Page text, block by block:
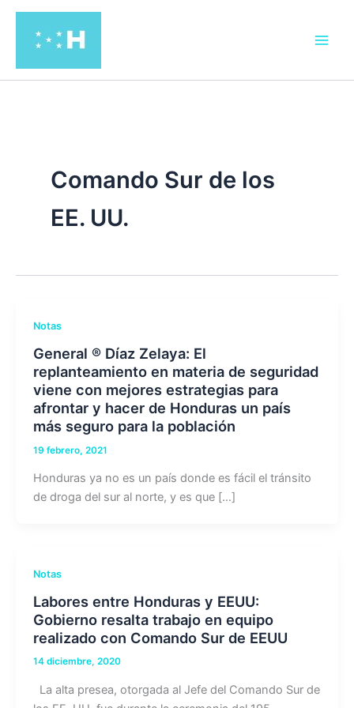
contenido
Comando Sur de los
EE. UU.
Notas
General ® Díaz Zelaya: El
replanteamiento en materia de seguridad
viene con mejores estrategias para
afrontar y hacer de Honduras un país
más seguro para la población
19 febrero, 2021
Honduras ya no es un país donde es fácil el tránsito
de droga del sur al norte, y es que […]
Notas
Labores entre Honduras y EEUU:
Gobierno resalta trabajo en equipo
realizado con Comando Sur de EEUU
14 diciembre, 2020
La alta presea, otorgada al Jefe del Comando Sur de